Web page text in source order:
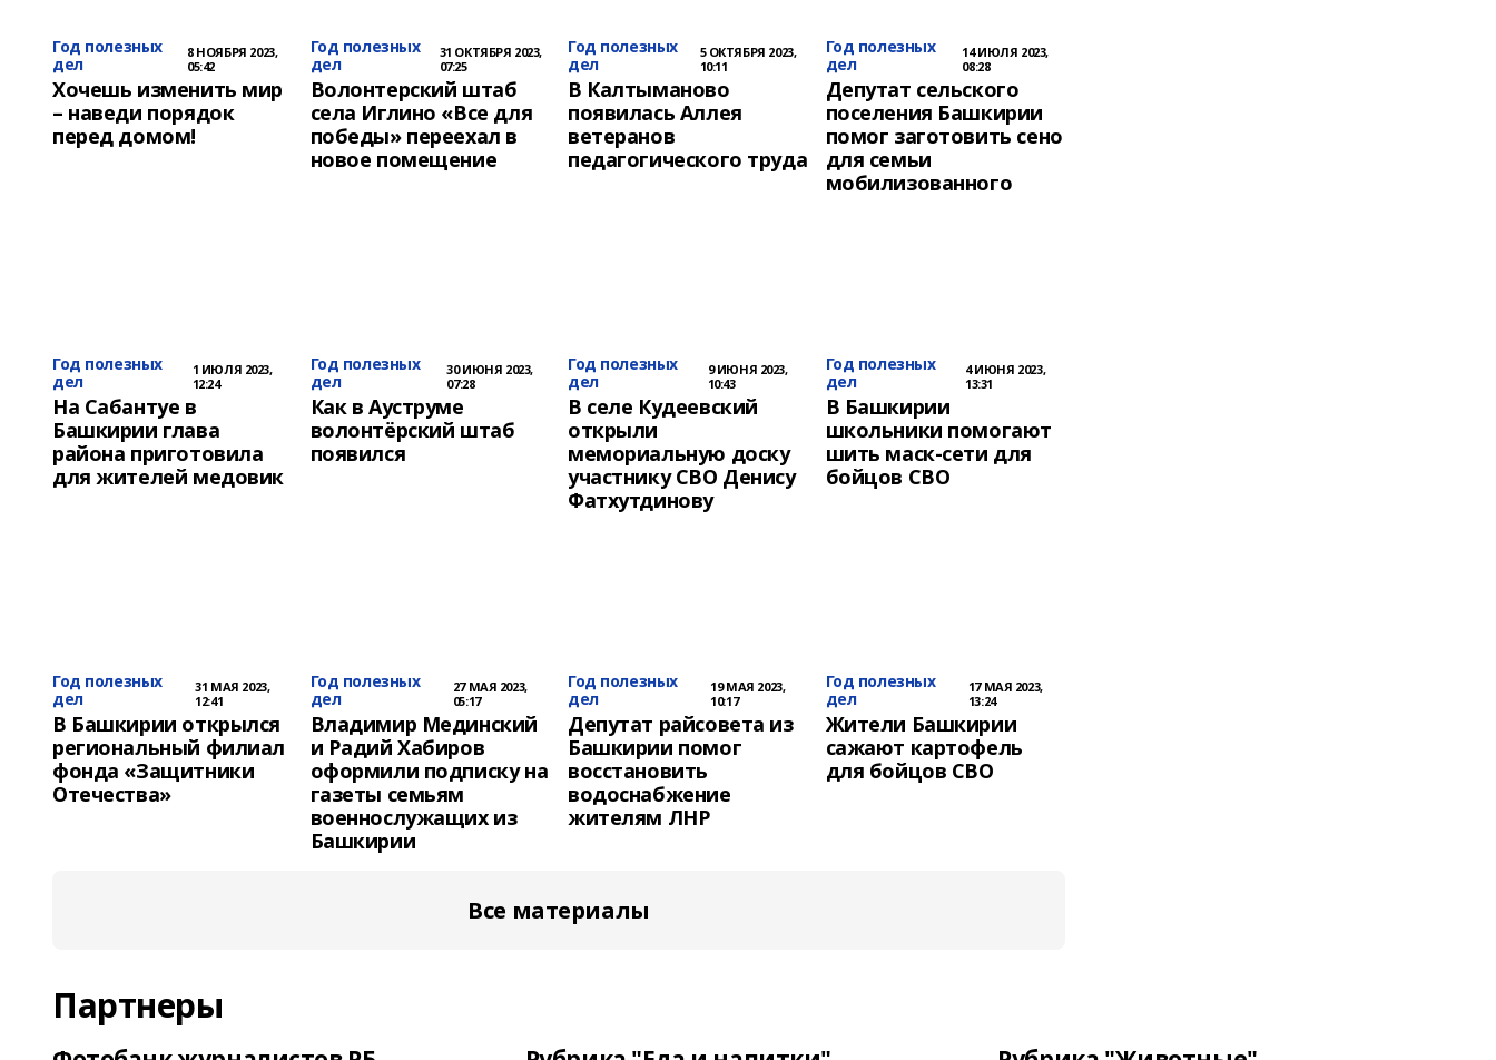
Год полезных
дел
8 НОЯБРЯ 2023,
05:42
Хочешь изменить мир
– наведи порядок
перед домом!
Год полезных
дел
31 ОКТЯБРЯ 2023,
07:25
Волонтерский штаб
села Иглино «Все для
победы» переехал в
новое помещение
Год полезных
дел
5 ОКТЯБРЯ 2023,
10:11
В Калтыманово
появилась Аллея
ветеранов
педагогического труда
Год полезных
дел
14 ИЮЛЯ 2023,
08:28
Депутат сельского
поселения Башкирии
помог заготовить сено
для семьи
мобилизованного
Год полезных
дел
1 ИЮЛЯ 2023,
12:24
На Сабантуе в
Башкирии глава
района приготовила
для жителей медовик
Год полезных
дел
30 ИЮНЯ 2023,
07:28
Как в Ауструме
волонтёрский штаб
появился
Год полезных
дел
9 ИЮНЯ 2023,
10:43
В селе Кудеевский
открыли
мемориальную доску
участнику СВО Денису
Фатхутдинову
Год полезных
дел
4 ИЮНЯ 2023,
13:31
В Башкирии
школьники помогают
шить маск-сети для
бойцов СВО
Год полезных
дел
31 МАЯ 2023,
12:41
В Башкирии открылся
региональный филиал
фонда «Защитники
Отечества»
Год полезных
дел
27 МАЯ 2023,
05:17
Владимир Мединский
и Радий Хабиров
оформили подписку на
газеты семьям
военнослужащих из
Башкирии
Год полезных
дел
19 МАЯ 2023,
10:17
Депутат райсовета из
Башкирии помог
восстановить
водоснабжение
жителям ЛНР
Год полезных
дел
17 МАЯ 2023,
13:24
Жители Башкирии
сажают картофель
для бойцов СВО
Все материалы
Партнеры